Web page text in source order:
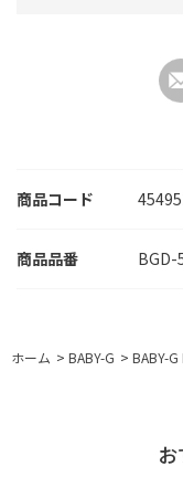
商品コード
BGD-
ホーム > BABY-G > BABY-